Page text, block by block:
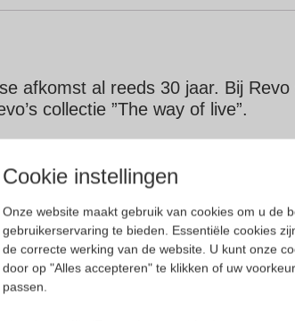
afkomst al reeds 30 jaar. Bij
collectie ”The way of live”.
Je bent vrij om elk
voor elke outdoor activiteit. De
in verschillende type glazen,
vissen, golf, wandelen,
Cookie instellingen
Onze website maakt gebruik van cookies om u de
gebruikerservaring te bieden. Essentiële cookies
de correcte werking van de website. U kunt onze
door op "Alles accepteren" te klikken of uw
passen.